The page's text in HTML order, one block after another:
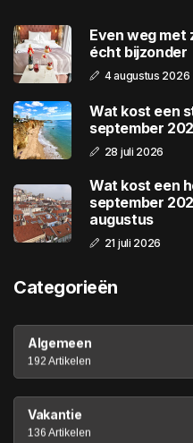
Even weg met
écht bijzonder
4 augustus 2026
Wat kost een
september
28 juli 2026
Wat kost een
september
augustus
21 juli 2026
Categorieën
Algemeen
192 Artikelen
Vakantie
136 Artikelen